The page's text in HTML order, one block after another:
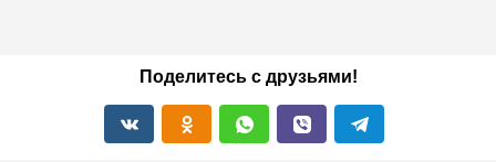
Поделитесь с друзьями!